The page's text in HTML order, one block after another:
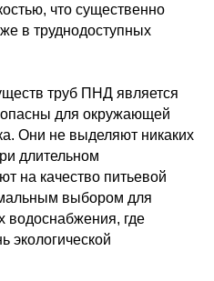
что существенно
в труднодоступных
труб ПНД является
для окружающей
Они не выделяют никаких
длительном
на качество питьевой
выбором для
водоснабжения, где
экологической